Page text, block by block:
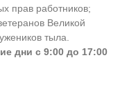
прав работников;
Великой
тыла.
дни с 9:00 до 17:00